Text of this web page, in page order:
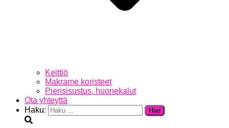
Keittiö
Makrame koristeet
Piensisustus, huonekalut
Ota yhteyttä
Haku: